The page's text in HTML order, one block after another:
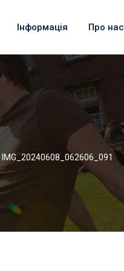
Інформація Про нас
IMG_20240608_062606_091